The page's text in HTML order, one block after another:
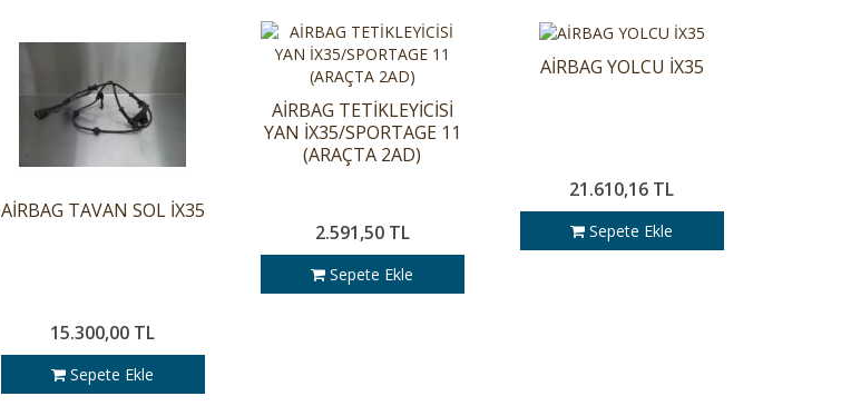
AİRBAG TAVAN SOL İX35
15.300,00 TL
Sepete Ekle
AİRBAG TETİKLEYİCİSİ
YAN İX35/SPORTAGE 11
(ARAÇTA 2AD)
2.591,50 TL
Sepete Ekle
AİRBAG YOLCU İX35
21.610,16 TL
Sepete Ekle